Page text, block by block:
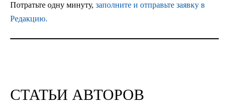
Потратьте одну минуту, заполните и отправьте заявку в
Редакцию.
СТАТЬИ АВТОРОВ